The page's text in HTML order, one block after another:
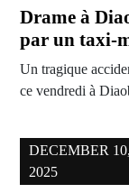
Drame à
par un taxi-
Un tragique
ce vendredi à
DECEMBER 10,
2025